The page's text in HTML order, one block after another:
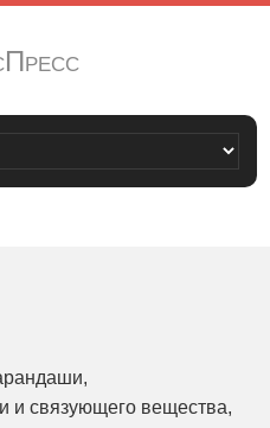
и связующего вещества,